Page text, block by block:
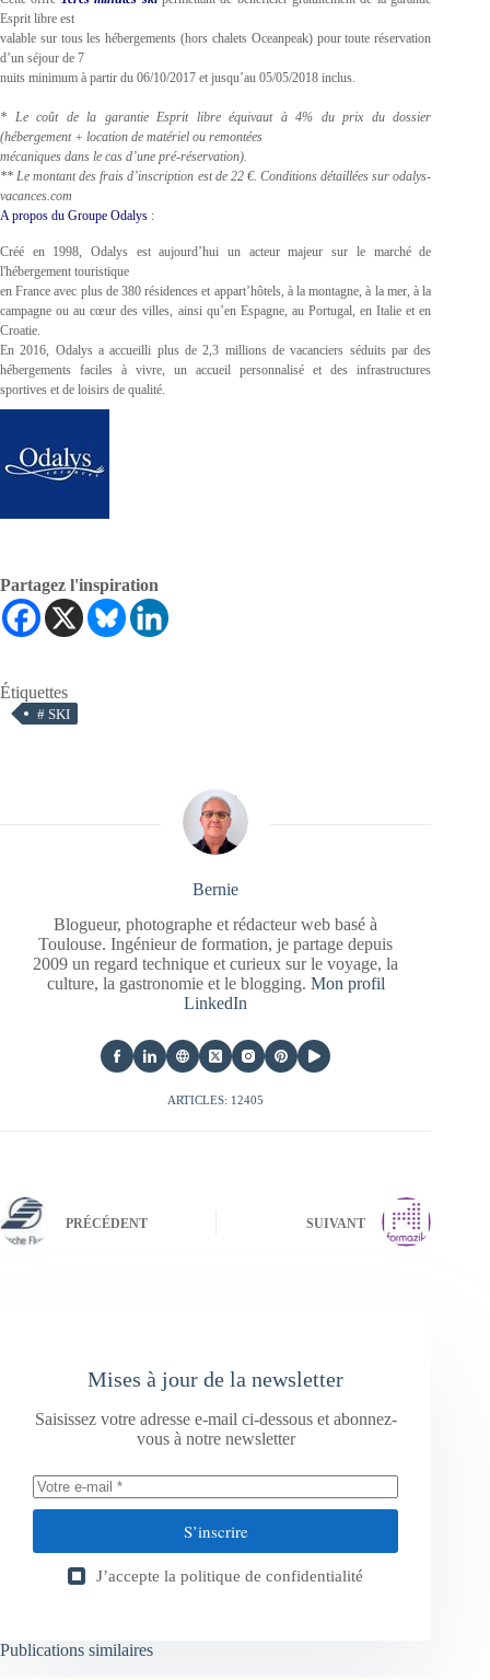
Esprit libre est
valable sur tous les hébergements (hors chalets Oceanpeak) pour toute réservation
d’un séjour de 7
nuits minimum à partir du 06/10/2017 et jusqu’au 05/05/2018 inclus.
* Le coût de la garantie Esprit libre équivaut à 4% du prix du dossier
(hébergement + location de matériel ou remontées
mécaniques dans le cas d’une pré-réservation).
** Le montant des frais d’inscription est de 22 €. Conditions détaillées sur odalys-
vacances.com
A propos du Groupe Odalys :
Créé en 1998, Odalys est aujourd’hui un acteur majeur sur le marché de
l'hébergement touristique
en France avec plus de 380 résidences et appart’hôtels, à la montagne, à la mer, à la
campagne ou au cœur des villes, ainsi qu’en Espagne, au Portugal, en Italie et en
Croatie.
En 2016, Odalys a accueilli plus de 2,3 millions de vacanciers séduits par des
hébergements faciles à vivre, un accueil personnalisé et des infrastructures
sportives et de loisirs de qualité.
Partagez l'inspiration
Étiquettes
# SKI
Bernie
Blogueur, photographe et rédacteur web basé à
Toulouse. Ingénieur de formation, je partage depuis
2009 un regard technique et curieux sur le voyage, la
culture, la gastronomie et le blogging. Mon profil
LinkedIn
ARTICLES: 12405
PRÉCÉDENT SUIVANT
Mises à jour de la newsletter
Saisissez votre adresse e-mail ci-dessous et abonnez-
vous à notre newsletter
S’inscrire
J’accepte la politique de confidentialité
Publications similaires